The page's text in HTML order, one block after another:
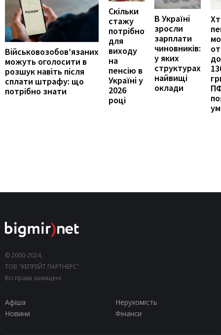
Військовозобов’язаних
можуть оголосити в
розшук навіть після
сплати штрафу: що
потрібно знати
Скільки
стажу
потрібно
для
виходу
на
пенсію в
Україні у
2026
році
В Україні
зросли
зарплати
чиновників:
у яких
структурах
найвищі
оклади
© 2000-2024,
ТОВ "КЕПРЕЙТ ПАРТНЕРС".
Всі права захищені.
Афіша
Нерухомість
Новини
Фінанси